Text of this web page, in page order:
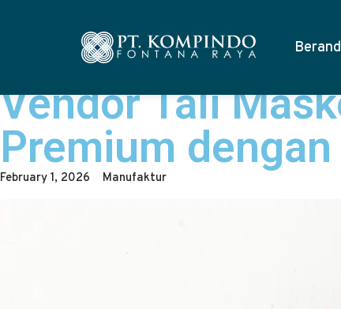
Vendor Tali
Premium
February 1, 2026 Manufaktur